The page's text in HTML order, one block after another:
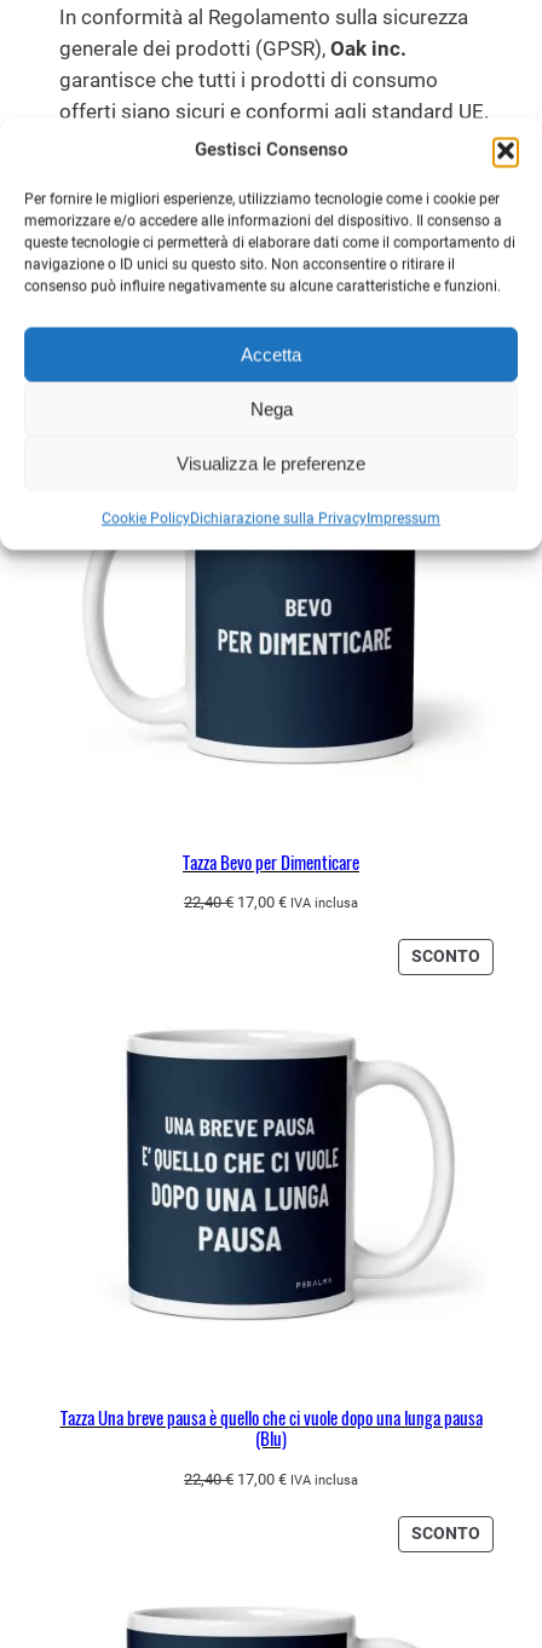
Gestisci Consenso
Per fornire le migliori esperienze, utilizziamo tecnologie come i cookie per
memorizzare e/o accedere alle informazioni del dispositivo. Il consenso a
queste tecnologie ci permetterà di elaborare dati come il comportamento di
navigazione o ID unici su questo sito. Non acconsentire o ritirare il
consenso può influire negativamente su alcune caratteristiche e funzioni.
Accetta
Nega
Visualizza le preferenze
Cookie PolicyDichiarazione sulla PrivacyImpressum
In conformità al Regolamento sulla sicurezza
generale dei prodotti (GPSR), Oak inc.
garantisce che tutti i prodotti di consumo
offerti siano sicuri e conformi agli standard UE.
Per qualsiasi domanda o dubbio relativo alla
alex.oak@company.como scrivici123 Main
Street, Anytown, Country.
Ti potrebbero Interessare
Tazza Bevo per Dimenticare
22,40€ Il17,00 €IlIVA inclusa
SCONTO
IN
Tazza Una breve pausa è quello che ci vuole dopo una lunga pausa
(Blu)
22,40€ Il17,00 €IlIVA inclusa
SCONTO
IN